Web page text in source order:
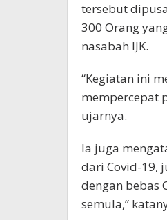
tersebut
300 Orang
nasabah IJK.
“Kegiatan ini
mempercepat
ujarnya.
Ia juga
dari Covid-19,
dengan bebas
semula,”